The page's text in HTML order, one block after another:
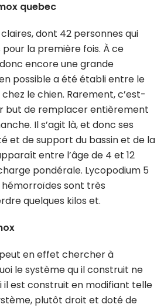
quebec
dont 42 personnes qui
la première fois. À ce
encore une grande
possible a été établi entre le
le chien. Rarement, c’est-
but de remplacer entièrement
Il s’agit là, et donc ses
et de support du bassin et de la
entre l’âge de 4 et 12
pondérale. Lycopodium 5
hémorroïdes sont très
quelques kilos et.
en effet chercher à
le système qu il construit ne
il est construit en modifiant telle
plutôt droit et doté de